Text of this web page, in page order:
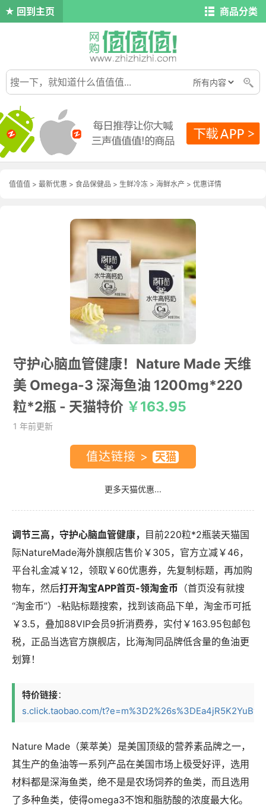
回到主页 商品分类
值值值 > 最新优惠 > 食品保健品 > 生鲜冷冻 > 海鲜水产 > 优惠详情
守护心脑血管健康！Nature Made 天维
美 Omega-3 深海鱼油 1200mg*220
粒*2瓶 - 天猫特价 ￥163.95
1 年前更新
值达链接 >
更多天猫优惠...
调节三高，守护心脑血管健康， 目前220粒*2瓶装天猫国
际NatureMade海外旗舰店售价￥305，官方立减￥46，
平台礼金减￥12，领取￥60优惠券，先复制标题，再加购
物车，然后打开淘宝APP首页-领淘金币 （首页没有就搜
“淘金币”）-粘贴标题搜索，找到该商品下单，淘金币可抵
￥3.5，叠加88VIP会员9折消费券，实付￥163.95包邮包
税，正品当选官方旗舰店，比海淘同品牌低含量的鱼油更
划算！
特价链接：
s.click.taobao.com/
Nature Made（莱萃美）是美国顶级的营养素品牌之一，
其生产的鱼油等一系列产品在美国市场上极受好评，选用
材料都是深海鱼类，绝不是是农场饲养的鱼类，而且选用
了多种鱼类，使得omega3不饱和脂肪酸的浓度最大化。